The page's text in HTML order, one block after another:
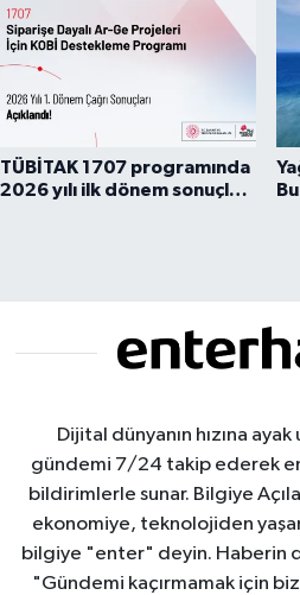
TÜBİTAK 1707 programında
2026 yılı ilk dönem sonuçları
Dijital dünyanın hızına
gündemi 7/24 takip ederek en
bildirimlerle sunar. Bilgiye
ekonomiye, teknolojiden
bilgiye "enter" deyin. Haberin
"Gündemi kaçırmamak için